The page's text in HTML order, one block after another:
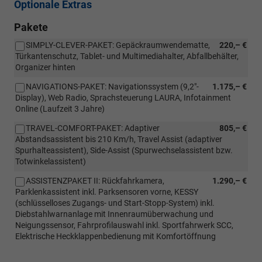
Optionale Extras
Pakete
220,– €
SIMPLY-CLEVER-PAKET: Gepäckraumwendematte,
Türkantenschutz, Tablet- und Multimediahalter, Abfallbehälter,
Organizer hinten
1.175,– €
NAVIGATIONS-PAKET: Navigationssystem (9,2"-
Display), Web Radio, Sprachsteuerung LAURA, Infotainment
Online (Laufzeit 3 Jahre)
805,– €
TRAVEL-COMFORT-PAKET: Adaptiver
Abstandsassistent bis 210 Km/h, Travel Assist (adaptiver
Spurhalteassistent), Side-Assist (Spurwechselassistent bzw.
Totwinkelassistent)
1.290,– €
ASSISTENZPAKET II: Rückfahrkamera,
Parklenkassistent inkl. Parksensoren vorne, KESSY
(schlüsselloses Zugangs- und Start-Stopp-System) inkl.
Diebstahlwarnanlage mit Innenraumüberwachung und
Neigungssensor, Fahrprofilauswahl inkl. Sportfahrwerk SCC,
Elektrische Heckklappenbedienung mit Komfortöffnung